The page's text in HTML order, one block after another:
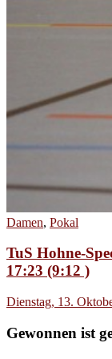
Damen, Pokal
TuS Hohne-
17:23 (9:12 )
Dienstag, 13.
Gewonnen ist